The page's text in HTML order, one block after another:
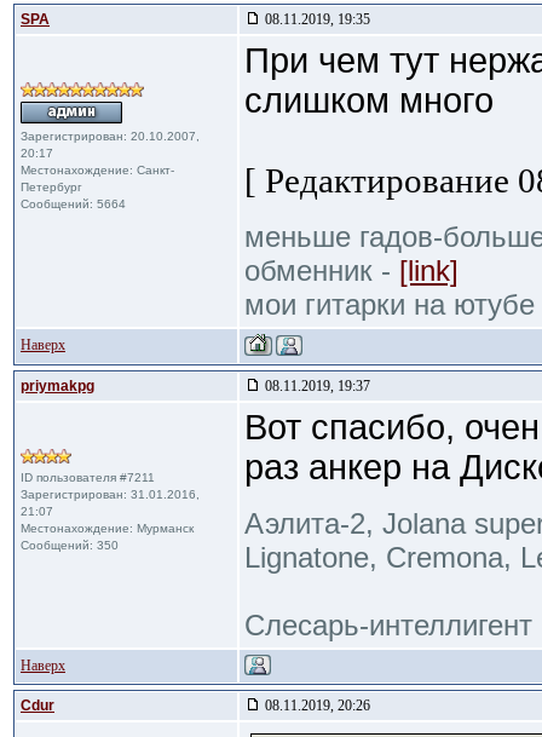
SPA 08.11.2019, 19:35
Зарегистрирован: 20.10.2007,
20:17
Местонахождение: Санкт-
Петербург
Сообщений: 5664
При чем тут
слишком много
[ Редактирование
меньше гадов-
обменник - [link]
мои гитарки на
Наверх
priymakpg 08.11.2019, 19:37
ID пользователя #7211
Зарегистрирован: 31.01.2016,
21:07
Местонахождение: Мурманск
Сообщений: 350
Вот спасибо,
раз анкер на
Аэлита-2, Jolana
Lignatone, Cremona,
Слесарь-интеллигент
Наверх
Cdur 08.11.2019, 20:26